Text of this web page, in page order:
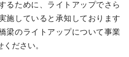
るために、ライトアップでさら
施していると承知しております
梁のライトアップについて事業
ださい。